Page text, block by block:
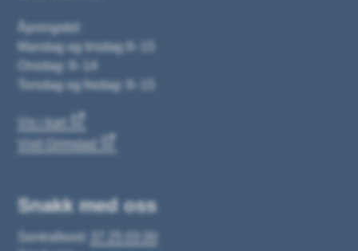
Åpningstid:
Mandag og tirsdag 8–15
Onsdag: 8–14
Torsdag og fredag: 8–15
Vis i kart
Visit Grimstad
Snakk med oss
Sentralbord: